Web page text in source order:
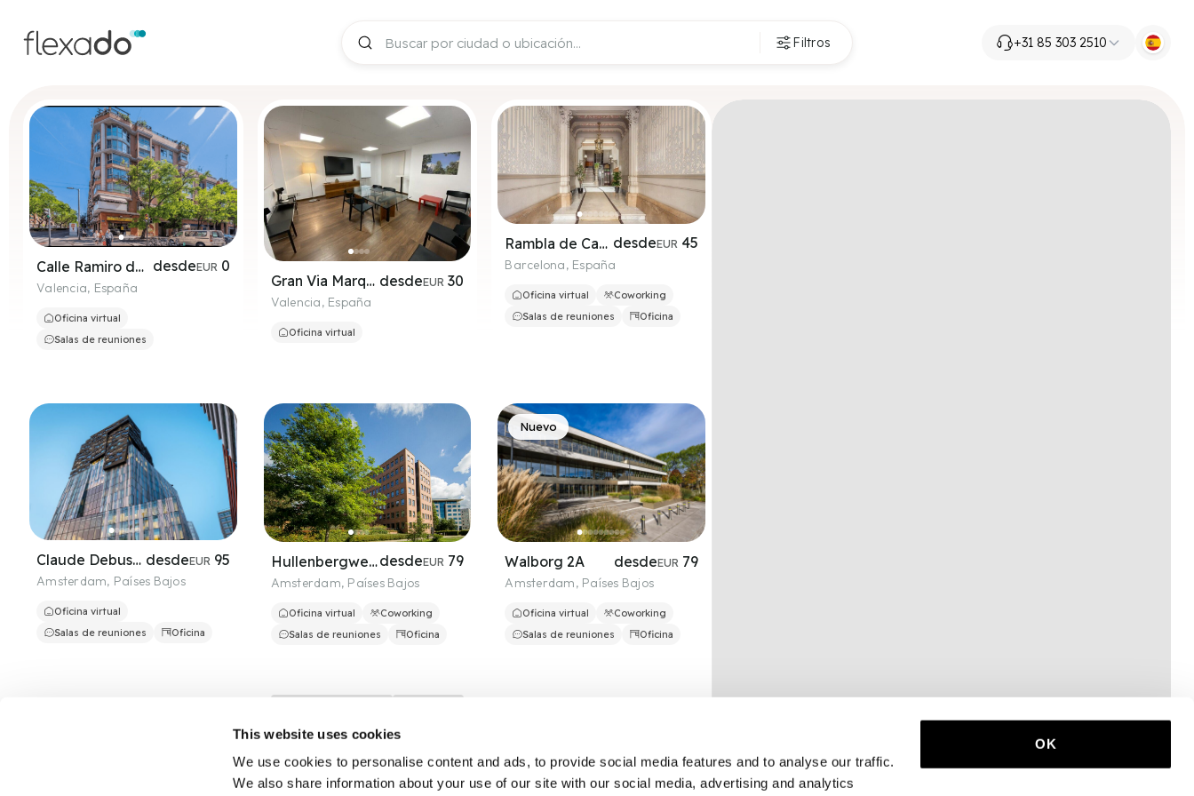
This website uses cookies
We use cookies to personalise content and ads, to provide social media features and to analyse our traffic.
We also share information about your use of our site with our social media, advertising and analytics
OK
Filtros +31 85 303 2510
Calle Ramiro de Maeztu N1 Planta 1 desdeEUR 0
Valencia, España
Oficina virtual
Salas de reuniones
Gran Via Marques del Turia 49-1 desdeEUR 30
Valencia, España
Oficina virtual
Rambla de Catalunya, 125, 3º 2ª desdeEUR 45
Barcelona, España
Oficina virtual
Coworking
Salas de reuniones
Oficina
Claude Debussylaan 82-84 desdeEUR 95
Amsterdam, Países Bajos
Oficina virtual
Salas de reuniones
Oficina
Hullenbergweg 81 - 135desdeEUR 79
Amsterdam, Países Bajos
Oficina virtual
Coworking
Salas de reuniones
Oficina
Nuevo
Walborg 2A desdeEUR 79
Amsterdam, Países Bajos
Oficina virtual
Coworking
Salas de reuniones
Oficina
desde 99
Amsterdam Países Bajos
Oficina virtual
Coworking
Salas de reuniones
Oficina
Oficina virtual
Coworking
Salas de reuniones
Oficina